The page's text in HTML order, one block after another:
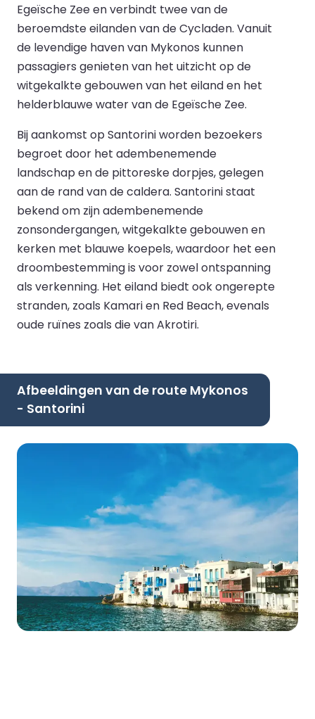
Egeïsche Zee en verbindt twee van de
beroemdste eilanden van de Cycladen. Vanuit
de levendige haven van Mykonos kunnen
passagiers genieten van het uitzicht op de
witgekalkte gebouwen van het eiland en het
helderblauwe water van de Egeïsche Zee.
Bij aankomst op Santorini worden bezoekers
begroet door het adembenemende
landschap en de pittoreske dorpjes, gelegen
aan de rand van de caldera. Santorini staat
bekend om zijn adembenemende
zonsondergangen, witgekalkte gebouwen en
kerken met blauwe koepels, waardoor het een
droombestemming is voor zowel ontspanning
als verkenning. Het eiland biedt ook ongerepte
stranden, zoals Kamari en Red Beach, evenals
oude ruïnes zoals die van Akrotiri.
Afbeeldingen van de route Mykonos
- Santorini